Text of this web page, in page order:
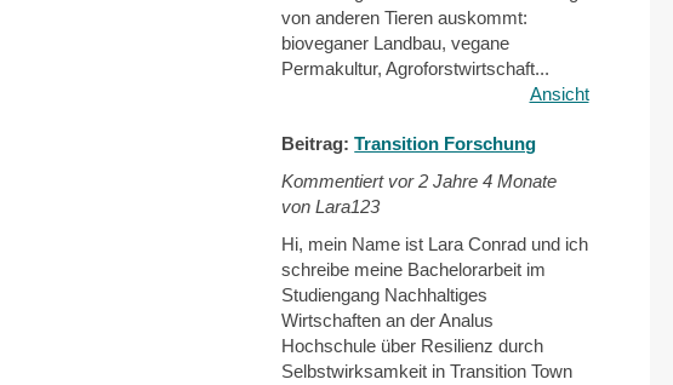
von anderen Tieren auskommt:
bioveganer Landbau, vegane
Permakultur, Agroforstwirtschaft...
Ansicht
Beitrag:Transition Forschung
Kommentiert vor2 Jahre 4 Monate
von Lara123
Hi, mein Name ist Lara Conrad und ich
schreibe meine Bachelorarbeit im
Studiengang Nachhaltiges
Wirtschaften an der Analus
Hochschule über Resilienz durch
Selbstwirksamkeit in Transition Town